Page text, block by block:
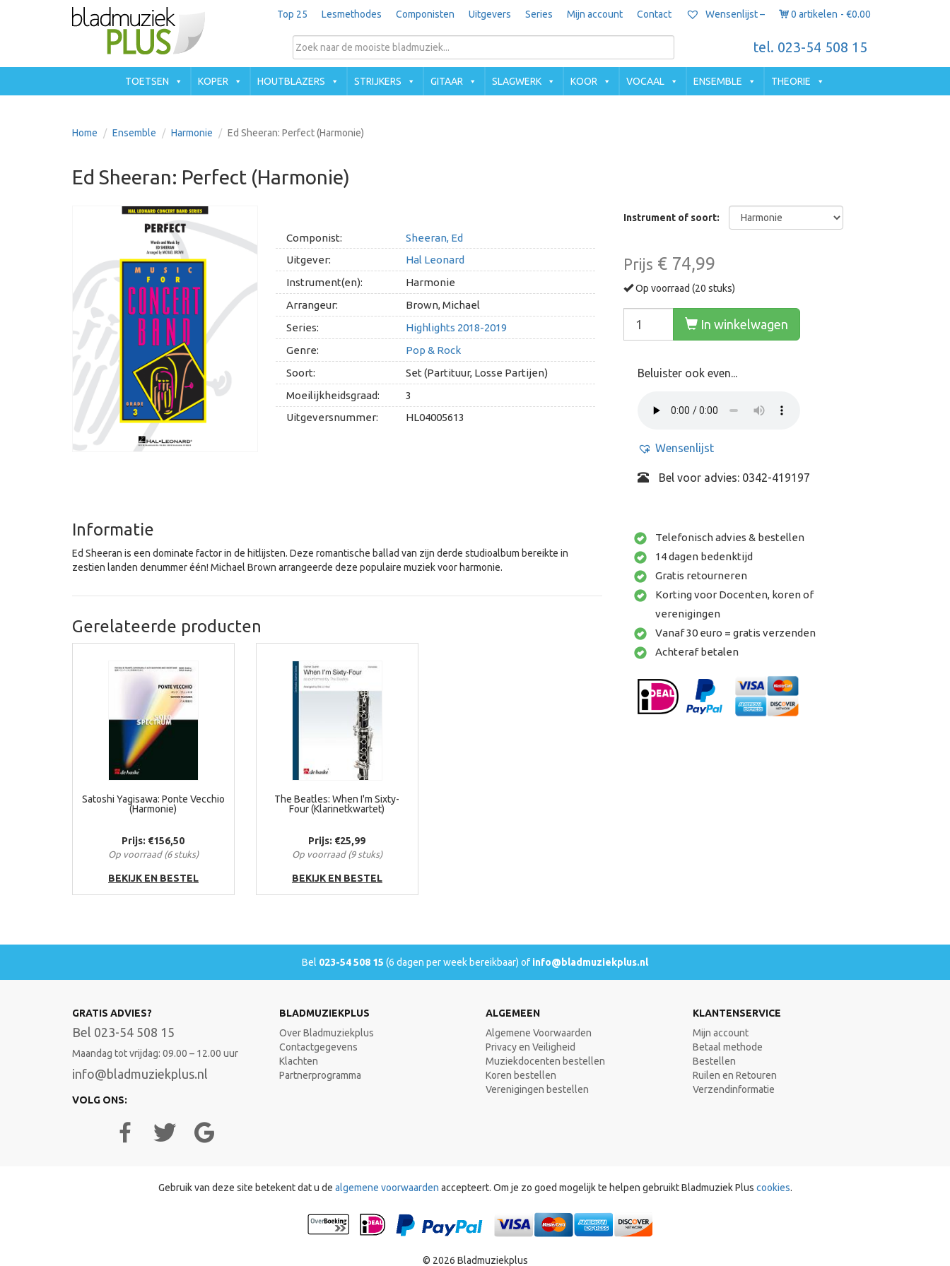
Top 25 Lesmethodes Componisten Uitgevers Series Mijn account Contact Wensenlijst – 0 artikelen €0.00
tel. 023-54 508 15
TOETSEN KOPER HOUTBLAZERS STRIJKERS GITAAR SLAGWERK KOOR VOCAAL ENSEMBLE THEORIE
Home Ensemble Harmonie Ed Sheeran: Perfect (Harmonie)
Ed Sheeran: Perfect (Harmonie)
Componist:
Sheeran, Ed
Uitgever:
Hal Leonard
Instrument(en):
Harmonie
Arrangeur:
Brown, Michael
Series:
Highlights 2018-2019
Genre:
Pop & Rock
Soort:
Set (Partituur, Losse Partijen)
Moeilijkheidsgraad:
3
Uitgeversnummer:
HL04005613
Instrument of soort:
Prijs € 74,99
Op voorraad (20 stuks)
In winkelwagen
Beluister ook even...
Wensenlijst
Bel voor advies: 0342-419197
Informatie
Ed Sheeran is een dominate factor in de hitlijsten. Deze romantische ballad van zijn derde studioalbum bereikte in
zestien landen denummer één! Michael Brown arrangeerde deze populaire muziek voor harmonie.
Gerelateerde producten
Satoshi Yagisawa: Ponte Vecchio
(Harmonie)
Prijs: €156,50
Op voorraad (6 stuks)
BEKIJK EN BESTEL
The Beatles: When I'm Sixty-
Four (Klarinetkwartet)
Prijs: €25,99
Op voorraad (9 stuks)
BEKIJK EN BESTEL
Telefonisch advies & bestellen
14 dagen bedenktijd
Gratis retourneren
Korting voor Docenten, koren of
verenigingen
Vanaf 30 euro = gratis verzenden
Achteraf betalen
Bel 023-54 508 15 (6 dagen per week bereikbaar) of info@bladmuziekplus.nl
GRATIS ADVIES?
Bel 023-54 508 15
Maandag tot vrijdag: 09.00 – 12.00 uur
info@bladmuziekplus.nl
VOLG ONS:
BLADMUZIEKPLUS
Over Bladmuziekplus
Contactgegevens
Klachten
Partnerprogramma
ALGEMEEN
Algemene Voorwaarden
Privacy en Veiligheid
Muziekdocenten bestellen
Koren bestellen
Verenigingen bestellen
KLANTENSERVICE
Mijn account
Betaal methode
Bestellen
Ruilen en Retouren
Verzendinformatie
Gebruik van deze site betekent dat u de algemene voorwaarden accepteert. Om je zo goed mogelijk te helpen gebruikt Bladmuziek Plus cookies.
© 2026 Bladmuziekplus